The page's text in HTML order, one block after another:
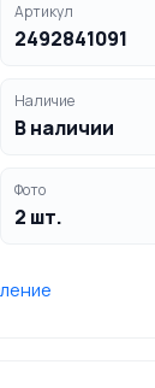
Артикул
2492841091
Наличие
В наличии
Фото
2 шт.